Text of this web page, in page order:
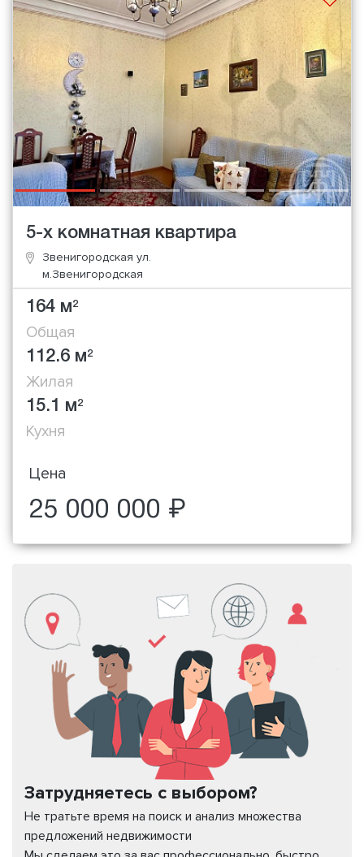
5-х комнатная квартира
Звенигородская ул.
м.Звенигородская
164 м2
Общая
112.6 м2
Жилая
15.1 м2
Кухня
Цена
25 000 000 ₽
Затрудняетесь с выбором?
Не тратьте время на поиск и анализ множества
предложений недвижимости